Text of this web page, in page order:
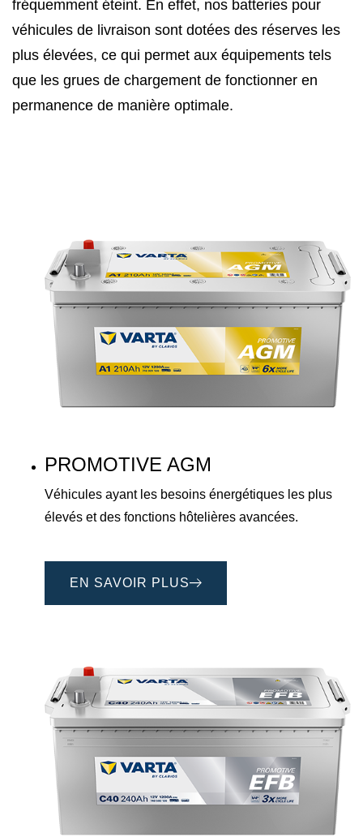
fréquemment éteint. En effet, nos batteries pour
véhicules de livraison sont dotées des réserves les
plus élevées, ce qui permet aux équipements tels
que les grues de chargement de fonctionner en
permanence de manière optimale.
PROMOTIVE AGM
Véhicules ayant les besoins énergétiques les plus
élevés et des fonctions hôtelières avancées.
EN SAVOIR PLUS